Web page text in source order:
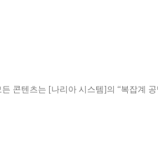
콘텐츠는 [나리아 시스템]의 “복잡계